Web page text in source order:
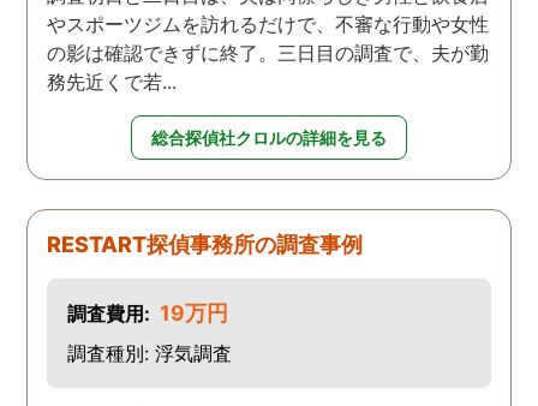
やスポーツジムを訪れるだけで、不審な行動や女性
の影は確認できずに終了。三日目の調査で、夫が勤
務先近くで若...
総合探偵社クロルの詳細を見る
RESTART探偵事務所の調査事例
調査費用: 19万円
調査種別: 浮気調査